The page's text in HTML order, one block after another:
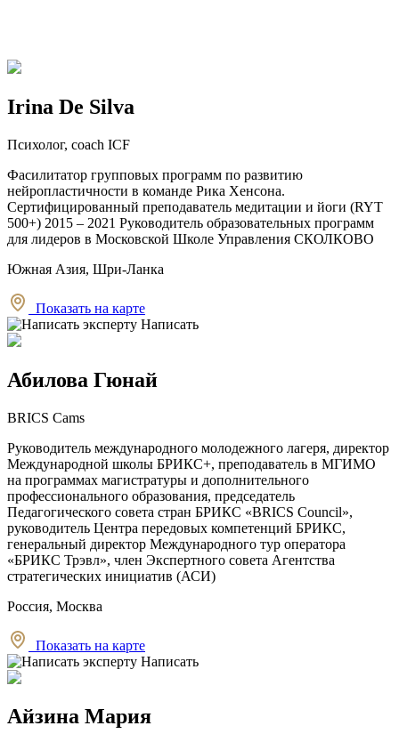
Irina De Silva
Психолог, coach ICF
Фасилитатор групповых программ по развитию
нейропластичности в команде Рика Хенсона.
Сертифицированный преподаватель медитации и йоги (RYT
500+) 2015 – 2021 Руководитель образовательных программ
для лидеров в Московской Школе Управления СКОЛКОВО
Южная Азия, Шри-Ланка
Показать на карте
Написать
Абилова Гюнай
BRICS Cams
Руководитель международного молодежного лагеря, директор
Международной школы БРИКС+, преподаватель в МГИМО
на программах магистратуры и дополнительного
профессионального образования, председатель
Педагогического совета стран БРИКС «BRICS Council»,
руководитель Центра передовых компетенций БРИКС,
генеральный директор Международного тур оператора
«БРИКС Трэвл», член Экспертного совета Агентства
стратегических инициатив (АСИ)
Россия, Москва
Показать на карте
Написать
Айзина Мария